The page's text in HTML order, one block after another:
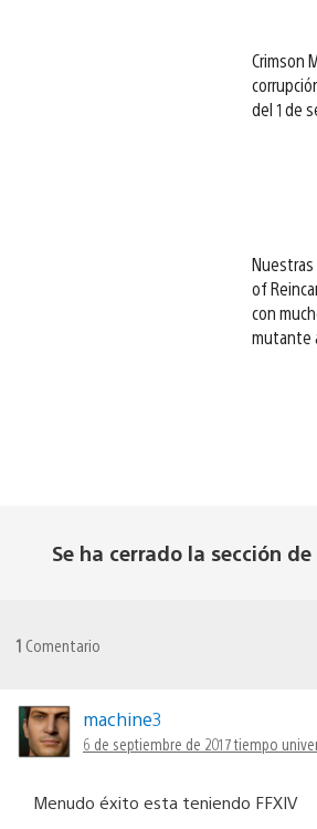
Crimson
del 1 de
of
con
mutante
Se ha cerrado la sección
1 Comentario
machine3
6 de septiembre de 2017 tiempo
Menudo éxito esta teniendo FFXIV